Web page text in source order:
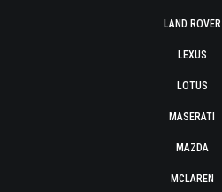
LAND ROVER
LEXUS
LOTUS
MASERATI
MAZDA
MCLAREN